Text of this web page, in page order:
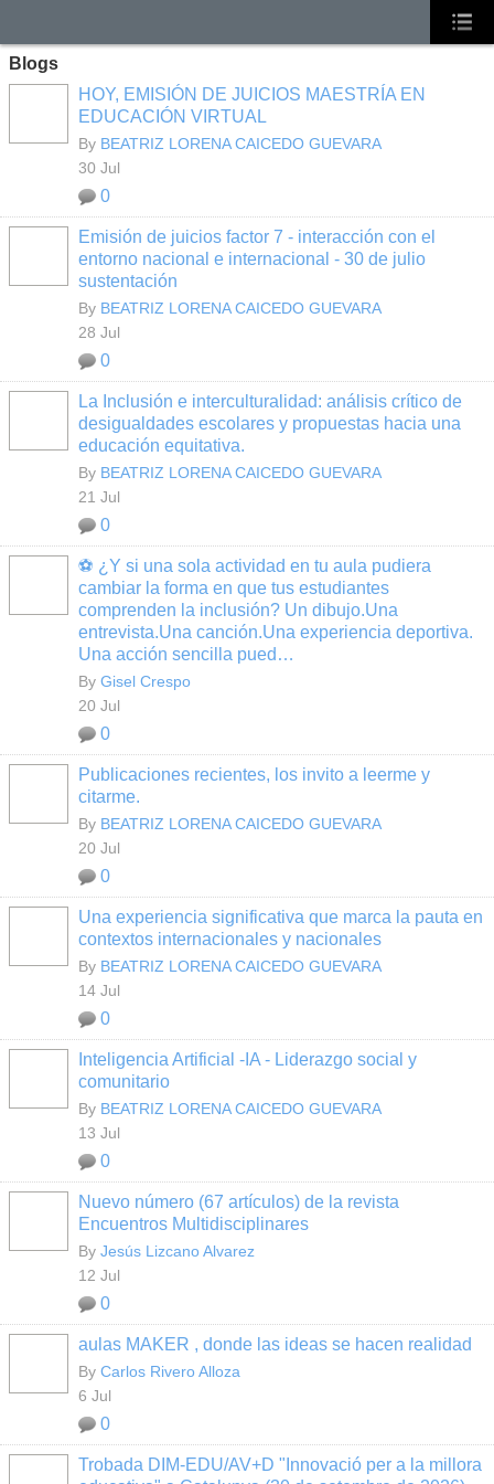
Blogs
HOY, EMISIÓN DE JUICIOS MAESTRÍA EN
EDUCACIÓN VIRTUAL
By BEATRIZ LORENA CAICEDO GUEVARA
30 Jul
0
Emisión de juicios factor 7 - interacción con el
entorno nacional e internacional - 30 de julio
sustentación
By BEATRIZ LORENA CAICEDO GUEVARA
28 Jul
0
La Inclusión e interculturalidad: análisis crítico de
desigualdades escolares y propuestas hacia una
educación equitativa.
By BEATRIZ LORENA CAICEDO GUEVARA
21 Jul
0
⚽ ¿Y si una sola actividad en tu aula pudiera
cambiar la forma en que tus estudiantes
comprenden la inclusión? Un dibujo.Una
entrevista.Una canción.Una experiencia deportiva.
Una acción sencilla pued…
By Gisel Crespo
20 Jul
0
Publicaciones recientes, los invito a leerme y
citarme.
By BEATRIZ LORENA CAICEDO GUEVARA
20 Jul
0
Una experiencia significativa que marca la pauta en
contextos internacionales y nacionales
By BEATRIZ LORENA CAICEDO GUEVARA
14 Jul
0
Inteligencia Artificial -IA - Liderazgo social y
comunitario
By BEATRIZ LORENA CAICEDO GUEVARA
13 Jul
0
Nuevo número (67 artículos) de la revista
Encuentros Multidisciplinares
By Jesús Lizcano Alvarez
12 Jul
0
aulas MAKER , donde las ideas se hacen realidad
By Carlos Rivero Alloza
6 Jul
0
Trobada DIM-EDU/AV+D "Innovació per a la millora